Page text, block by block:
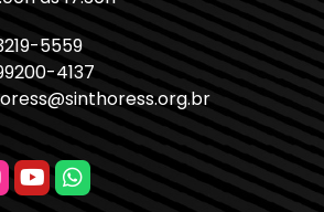
5559
4137